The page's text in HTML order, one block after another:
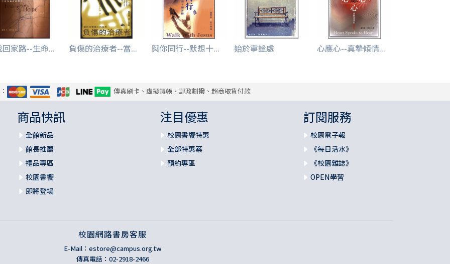
回家路--生命... 負傷的治療者--當... 與你同行--默想十... 始於寧謐處 心應心--真摯傾情...
傳真刷卡、虛擬轉帳、郵政劃撥、超商取貨付款
商品快訊
全館新品
館長推薦
禮品專區
校園書饗
即將登場
注目優惠
校園書饗特惠
全部特惠案
預約專區
訂閱服務
校園電子報
《每日活水》
《校園雜誌》
OPEN學習
校園網路書房客服
E-Mail： estore@campus.org.tw
傳真電話：02-2918-2466